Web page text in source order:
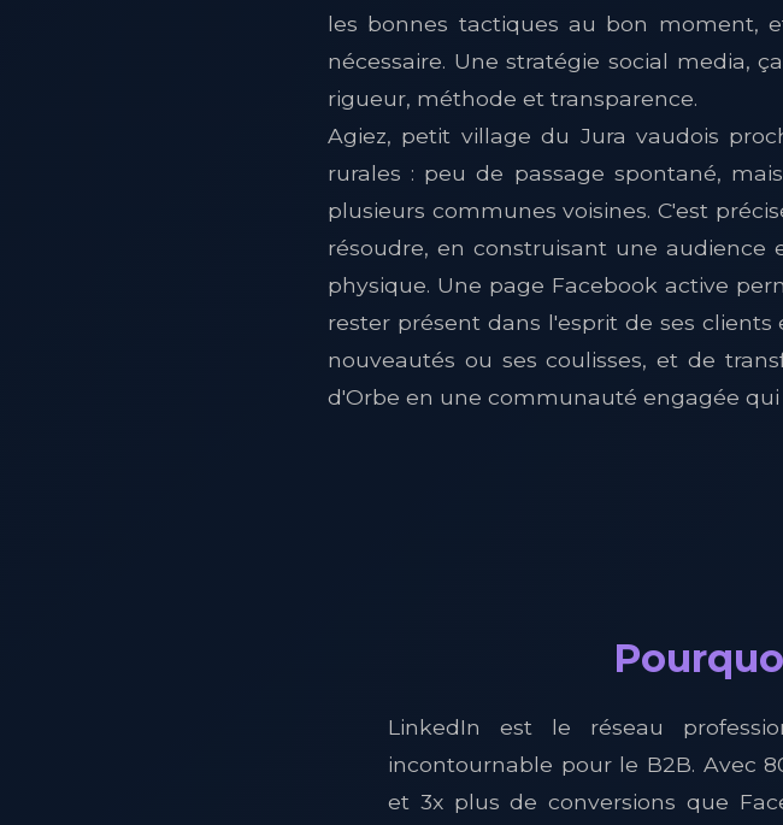
les bonnes tactiques au bon moment,
nécessaire. Une stratégie social media,
rigueur, méthode et transparence.
Agiez, petit village du Jura vaudois
rurales : peu de passage spontané,
plusieurs communes voisines. C'est
résoudre, en construisant une
physique. Une page Facebook active
rester présent dans l'esprit de ses clients
nouveautés ou ses coulisses, et de
d'Orbe en une communauté engagée
LinkedIn est le réseau
incontournable pour le B2B. Avec
et 3x plus de conversions que